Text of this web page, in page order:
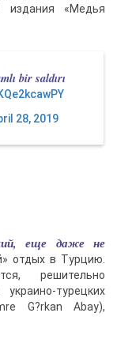
издания «Медья
bir saldırı
28, 2019
еще даже не
отдых в Турцию.
решительно
турецких
G?rkan Abay),